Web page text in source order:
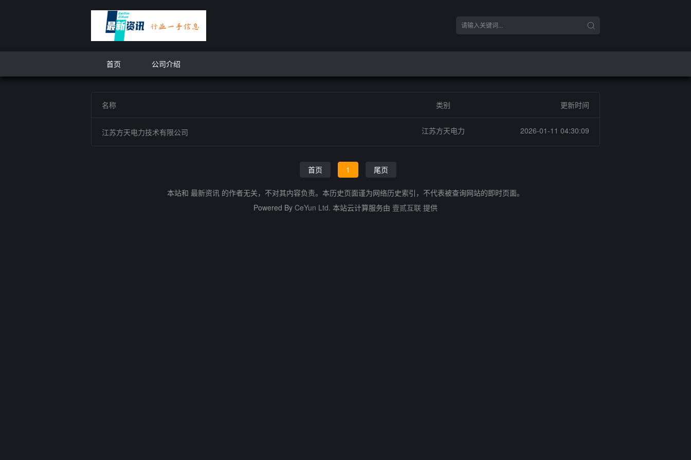
首页 公司介绍
名称 类别 更新时间
江苏方天电力技术有限公司 江苏方天电力 2026-01-11 04:30:09
首页 1 尾页
本站和 最新资讯 的作者无关，不对其内容负责。本历史页面谨为网络历史索引，不代表被查询网站的即时页面。
Powered By CeYun Ltd. 本站云计算服务由 壹贰互联 提供